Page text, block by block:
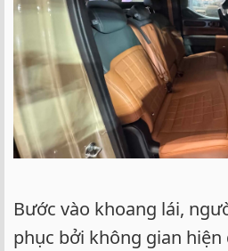
Bước vào khoang lái,
phục bởi không gian hiện